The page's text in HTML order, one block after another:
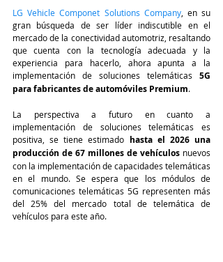
LG Vehicle Componet Solutions Company, en su
gran búsqueda de ser líder indiscutible en el
mercado de la conectividad automotriz, resaltando
que cuenta con la tecnología adecuada y la
experiencia para hacerlo, ahora apunta a la
implementación de soluciones telemáticas 5G
para fabricantes de automóviles Premium.
La perspectiva a futuro en cuanto a
implementación de soluciones telemáticas es
positiva, se tiene estimado hasta el 2026 una
producción de 67 millones de vehículos nuevos
con la implementación de capacidades telemáticas
en el mundo. Se espera que los módulos de
comunicaciones telemáticas 5G representen más
del 25% del mercado total de telemática de
vehículos para este año.